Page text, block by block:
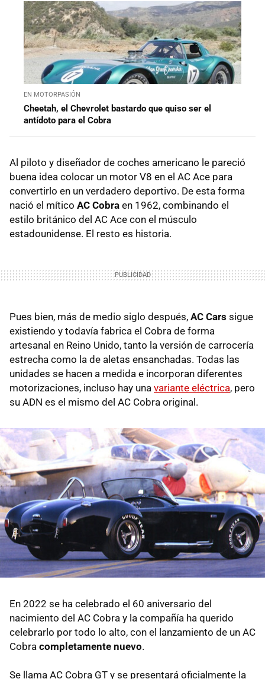
EN MOTORPASIÓN
Cheetah, el Chevrolet bastardo que quiso ser el
antídoto para el Cobra
Al piloto y diseñador de coches americano le pareció
buena idea colocar un motor V8 en el AC Ace para
convertirlo en un verdadero deportivo. De esta forma
nació el mítico AC Cobra en 1962, combinando el
estilo británico del AC Ace con el músculo
estadounidense. El resto es historia.
Pues bien, más de medio siglo después, AC Cars sigue
existiendo y todavía fabrica el Cobra de forma
artesanal en Reino Unido, tanto la versión de carrocería
estrecha como la de aletas ensanchadas. Todas las
unidades se hacen a medida e incorporan diferentes
motorizaciones, incluso hay una variante eléctrica, pero
su ADN es el mismo del AC Cobra original.
En 2022 se ha celebrado el 60 aniversario del
nacimiento del AC Cobra y la compañía ha querido
celebrarlo por todo lo alto, con el lanzamiento de un AC
Cobra completamente nuevo.
Se llama AC Cobra GT y se presentará oficialmente la